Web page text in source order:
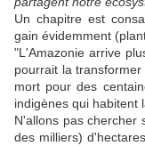
Un chapitre est
gain évidemment
"L'Amazonie arrive
pourrait la
mort pour des
indigènes qui habitent
N'allons pas chercher
des milliers)